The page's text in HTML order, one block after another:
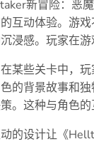
新冒险：恶
互动体验。游
浸感。玩家在
某些关卡中，
的背景故事和
。这种与角色
的设计让《